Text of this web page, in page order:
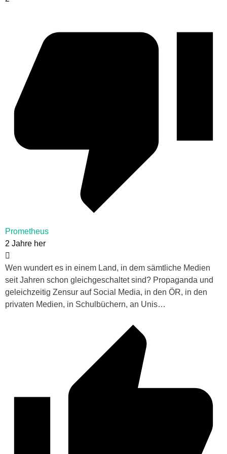
Prometheus
2 Jahre her
Wen wundert es in einem Land, in dem sämtliche Medien
seit Jahren schon gleichgeschaltet sind? Propaganda und
geleichzeitig Zensur auf Social Media, in den ÖR, in den
privaten Medien, in Schulbüchern, an Unis…